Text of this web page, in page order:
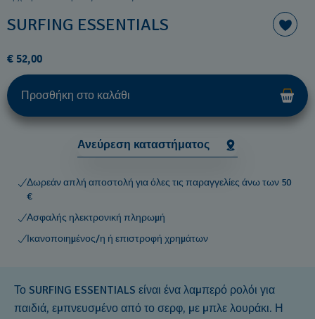
SURFING ESSENTIALS
€ 52,00
Προσθήκη στο καλάθι
Ανεύρεση καταστήματος
Δωρεάν απλή αποστολή για όλες τις παραγγελίες άνω των 50
€
Ασφαλής ηλεκτρονική πληρωμή
Ικανοποιημένος/η ή επιστροφή χρημάτων
Το SURFING ESSENTIALS είναι ένα λαμπερό ρολόι για
παιδιά, εμπνευσμένο από το σερφ, με μπλε λουράκι. Η